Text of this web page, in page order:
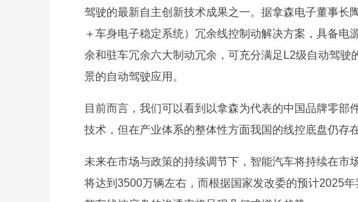
驾驶的最新自主创新技术成果之一。据拿森电子董事
＋车身电子稳定系统）冗余线控制动解决方案，具备
余和驻车冗余六大制动冗余，可充分满足L2级自动驾
景的自动驾驶应用。
目前而言，我们可以看到以拿森为代表的中国品牌零
技术，但在产业体系的整体性方面我国的线控底盘仍存
未来在市场与政策的持续调节下，智能汽车将持续在
将达到3500万辆左右，而根据国家发改委的预计2025